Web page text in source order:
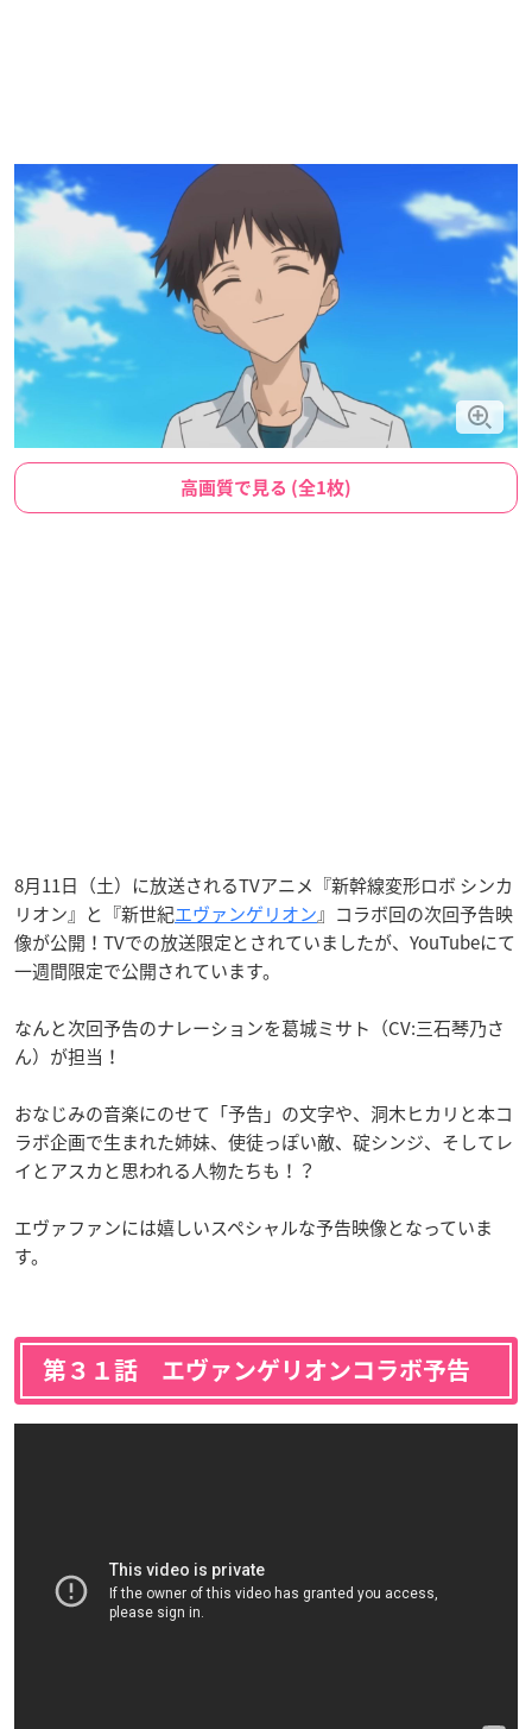
高画質で見る (全1枚)
8月11日（土）に放送されるTVアニメ『新幹線変形ロボ シンカ
リオン』と『新世紀エヴァンゲリオン』コラボ回の次回予告映
像が公開！TVでの放送限定とされていましたが、YouTubeにて
一週間限定で公開されています。
なんと次回予告のナレーションを葛城ミサト（CV:三石琴乃さ
ん）が担当！
おなじみの音楽にのせて「予告」の文字や、洞木ヒカリと本コ
ラボ企画で生まれた姉妹、使徒っぽい敵、碇シンジ、そしてレ
イとアスカと思われる人物たちも！？
エヴァファンには嬉しいスペシャルな予告映像となっていま
す。
第３１話 エヴァンゲリオンコラボ予告